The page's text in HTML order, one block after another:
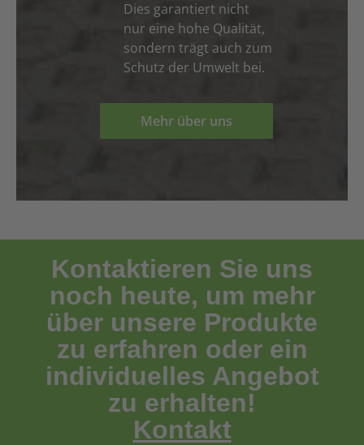
Dies garantiert nicht
nur eine hohe Qualität,
sondern trägt auch zum
Schutz der Umwelt bei.
Mehr über uns
Kontaktieren Sie uns
noch heute, um mehr
über unsere Produkte
zu erfahren oder ein
individuelles Angebot
zu erhalten!
Kontakt